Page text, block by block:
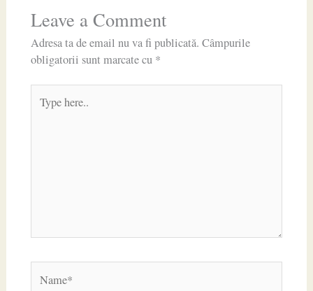
Leave a Comment
Adresa ta de email nu va fi publicată. Câmpurile
obligatorii sunt marcate cu *
here..